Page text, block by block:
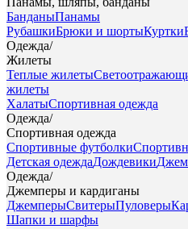
БанданыПанамы
РубашкиБрюки и шортыКуртки
Одежда/
Жилеты
Теплые жилеты
жилеты
ХалатыСпортивная одежда
Одежда/
Спортивная одежда
Спортивные футболки
Детская одеждаДождевики
Одежда/
Джемперы и кардиганы
ДжемперыСвитерыПуловеры
Шапки и шарфы